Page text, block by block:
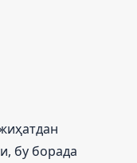
бу борада